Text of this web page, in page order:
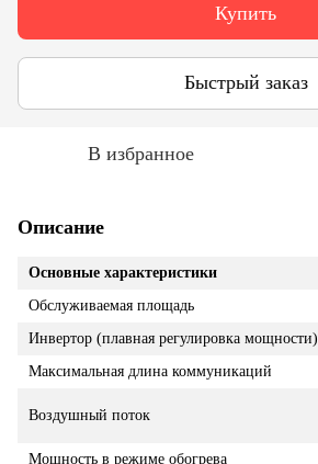
Купить
Быстрый заказ
В избранное
Описание
Основные характеристики
Обслуживаемая площадь
Инвертор (плавная регулировка мощности)
Максимальная длина коммуникаций
Воздушный поток
Мощность в режиме обогрева